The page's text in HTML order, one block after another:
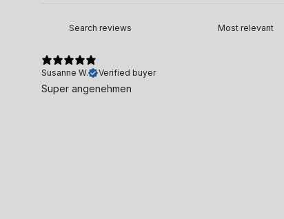
Susanne W.
Verified buyer
Super angenehmen